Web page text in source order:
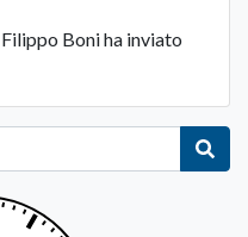
Boni ha inviato